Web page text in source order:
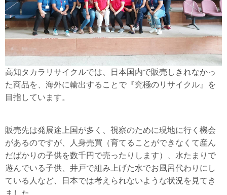
高知タカラリサイクルでは、日本国内で販売しきれなかっ
た商品を、海外に輸出することで『究極のリサイクル』を
目指しています。
販売先は発展途上国が多く、視察のために現地に行く機会
があるのですが、人身売買（育てることができなくて産ん
だばかりの子供を数千円で売ったりします）、水たまりで
遊んでいる子供、井戸で組み上げた水でお風呂代わりにし
ている人など、日本では考えられないような状況を見てき
ました。